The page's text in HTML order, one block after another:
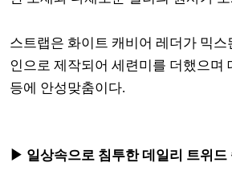
스트랩은 화이트 캐비어 레더가 믹스
인으로 제작되어 세련미를 더했으며
등에 안성맞춤이다.
▶ 일상속으로 침투한 데일리 트위드